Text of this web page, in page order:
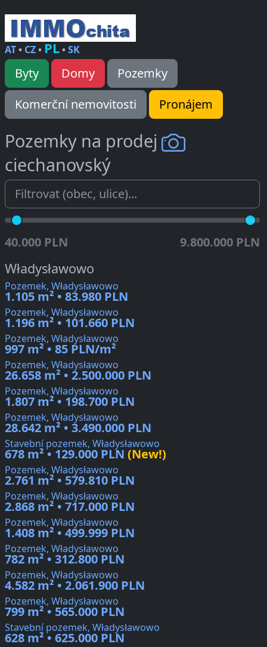
AT• CZ• PL•SK
Byty Domy
Pozemky
Komerční nemovitosti
Pronájem
Pozemky na prodej
ciechanovský
40.000 PLN 9.800.000 PLN
Władysławowo
Pozemek, Władysławowo
1.105 m² • 83.980 PLN
Pozemek, Władysławowo
1.196 m² • 101.660 PLN
Pozemek, Władysławowo
997 m² • 85 PLN/m²
Pozemek, Władysławowo
26.658 m² • 2.500.000 PLN
Pozemek, Władysławowo
1.807 m² • 198.700 PLN
Pozemek, Władysławowo
28.642 m² • 3.490.000 PLN
Stavební pozemek, Władysławowo
678 m² • 129.000 PLN (New!)
Pozemek, Władysławowo
2.761 m² • 579.810 PLN
Pozemek, Władysławowo
2.868 m² • 717.000 PLN
Pozemek, Władysławowo
1.408 m² • 499.999 PLN
Pozemek, Władysławowo
782 m² • 312.800 PLN
Pozemek, Władysławowo
4.582 m² • 2.061.900 PLN
Pozemek, Władysławowo
799 m² • 565.000 PLN
Stavební pozemek, Władysławowo
628 m² • 625.000 PLN